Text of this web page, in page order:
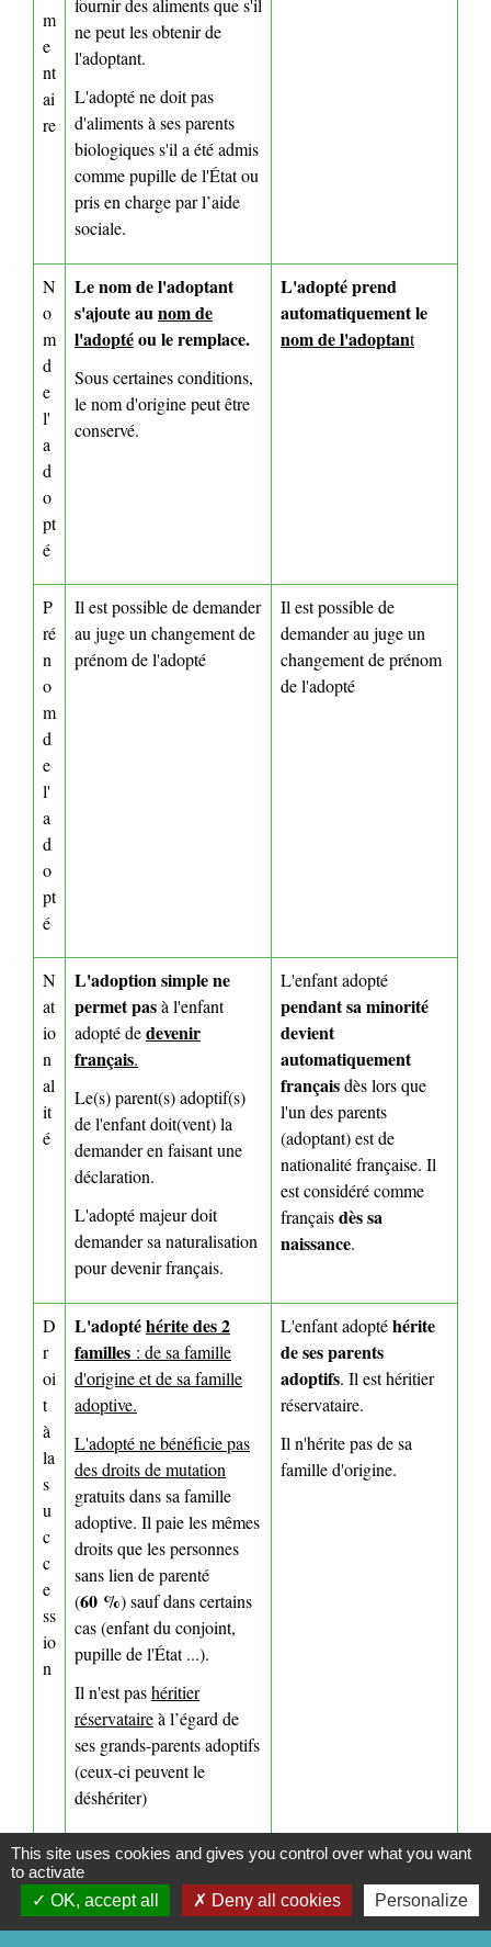
m
e
nt
ai
re
fournir des aliments que s'il
ne peut les obtenir de
l'adoptant.
L'adopté ne doit pas
d'aliments à ses parents
biologiques s'il a été admis
comme pupille de l'État ou
pris en charge par l’aide
sociale.
N
o
m
d
e
l'
a
d
o
pt
é
Le nom de l'adoptant
s'ajoute aunom de
l'adoptéou le remplace.
Sous certaines conditions,
le nom d'origine peut être
conservé.
L'adopté prend
automatiquement le
nom de l'adoptant
P
ré
n
o
m
d
e
l'
a
d
o
pt
é
Il est possible de demander
au juge un changement de
prénom de l'adopté
Il est possible de
demander au juge un
changement de prénom
de l'adopté
N
at
io
n
al
it
é
L'adoption simple ne
permet pasà l'enfant
adopté dedevenir
français.
Le(s) parent(s) adoptif(s)
de l'enfant doit(vent) la
demander en faisant une
déclaration.
L'adopté majeur doit
demander sa naturalisation
pour devenir français.
L'enfant adopté
pendant sa minorité
devient
automatiquement
françaisdès lors que
l'un des parents
(adoptant) est de
nationalité française. Il
est considéré comme
françaisdès sa
naissance.
D
r
oi
t
à
la
s
u
c
c
e
ss
io
n
L'adoptéhérite des 2
familles : de sa famille
d'origine et de sa famille
adoptive.
L'adopté ne bénéficie pas
desdroits de mutation
gratuits dans sa famille
adoptive. Il paie les mêmes
droits que les personnes
sans lien de parenté
(60 %) sauf dans certains
cas (enfant du conjoint,
pupille de l'État ...).
Il n'est pashéritier
réservataireà l’égard de
ses grands-parents adoptifs
(ceux-ci peuvent le
déshériter)
L'enfant adoptéhérite
de ses parents
adoptifs. Il est héritier
réservataire.
Il n'hérite pas de sa
famille d'origine.
R
é
v
o
L'adoption simple peut être
révoquéepar jugement
pourmotifs graves.
L'adoption plénière est
irrévocable
This site uses cookies and gives you control over what you want
to activate
OK, accept all
Deny all cookies Personalize